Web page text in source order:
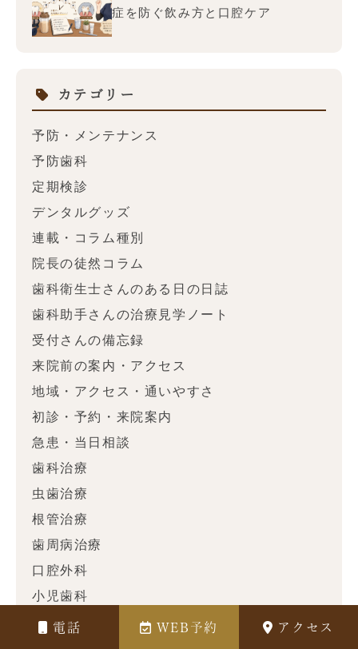
電話 WEB予約 アクセス
症を防ぐ飲み方と口腔ケア
カテゴリー
予防・メンテナンス
予防歯科
定期検診
デンタルグッズ
連載・コラム種別
院長の徒然コラム
歯科衛生士さんのある日の日誌
歯科助手さんの治療見学ノート
受付さんの備忘録
来院前の案内・アクセス
地域・アクセス・通いやすさ
初診・予約・来院案内
急患・当日相談
歯科治療
虫歯治療
根管治療
歯周病治療
口腔外科
小児歯科
歯科補綴治療